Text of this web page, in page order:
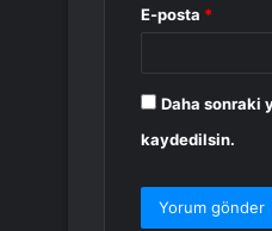
E-posta *
Daha sonraki
kaydedilsin.